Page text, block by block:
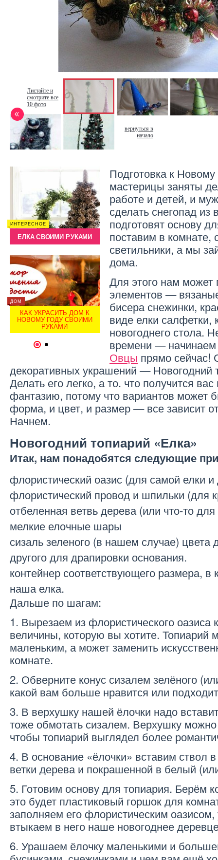
Листайте и
смотрите все
10 фото
вернуться в
начало
ИНТЕРЕСНОЕ
ЕЛКА СВОИМИ РУКАМИ
ДОМ
КАК УКРАСИТЬ ДОМ К
НОВОМУ ГОДУ СВОИМИ
РУКАМИ
ДЕТИ
НОВОГОДНИЕ КОСТЮМЫ
СВОИМИ РУКАМИ
ДОМ
УКРАСИТЬ ДОМ СВОИМИ
РУКАМИ!
Подготовка к
мастерицы заняты
работе и детей, и
сделать снегопад
подготовят основу
поставим в комнате,
светильники, а мы
дома.
Для этого нам может
элементов —
бисера снежинки,
виде елки салфетки,
новогоднего стола.
времени —
Овцы прямо сейчас!
декоративных украшений — Новогодний
Делать его легко, а то. что получится
фантазию, потому что вариантов может
форма, и цвет, и размер — все зависит
Начнем.
Новогодний топиарий «Елка»
Итак, нам понадобятся следующие
флористический оазис (для самой елки
флористический провод и шпильки (для
отбеленная ветвь дерева (или что-то
мелкие елочные шары
сизаль зеленого (в нашем случае) цвета
другого для драпировки основания.
контейнер соответствующего размера, в
наша елка.
Дальше по шагам:
1. Вырезаем из флористического оазиса
величины, которую вы хотите. Топиарий
маленьким, а может заменить
комнате.
2. Обверните конус сизалем зелёного
какой вам больше нравится или
3. В верхушку нашей ёлочки надо
тоже обмотать сизалем. Верхушку можно
чтобы топиарий выглядел более
4. В основание «ёлочки» вставим ствол
ветки дерева и покрашенной в белый
5. Готовим основу для топиария. Берём
это будет пластиковый горшок для
заполняем его флористическим
втыкаем в него наше новогоднее
6. Урашаем ёлочку маленькими и